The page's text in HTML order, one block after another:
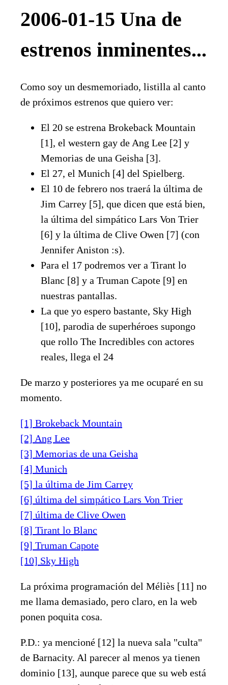
2006-01-15 Una de
estrenos inminentes...
Como soy un desmemoriado, listilla al canto
de próximos estrenos que quiero ver:
El 20 se estrena Brokeback Mountain
[1], el western gay de Ang Lee [2] y
Memorias de una Geisha [3].
El 27, el Munich [4] del Spielberg.
El 10 de febrero nos traerá la última de
Jim Carrey [5], que dicen que está bien,
la última del simpático Lars Von Trier
[6] y la última de Clive Owen [7] (con
Jennifer Aniston :s).
Para el 17 podremos ver a Tirant lo
Blanc [8] y a Truman Capote [9] en
nuestras pantallas.
La que yo espero bastante, Sky High
[10], parodia de superhéroes supongo
que rollo The Incredibles con actores
reales, llega el 24
De marzo y posteriores ya me ocuparé en su
momento.
[1] Brokeback Mountain
[2] Ang Lee
[3] Memorias de una Geisha
[4] Munich
[5] la última de Jim Carrey
[6] última del simpático Lars Von Trier
[7] última de Clive Owen
[8] Tirant lo Blanc
[9] Truman Capote
[10] Sky High
La próxima programación del Méliès [11] no
me llama demasiado, pero claro, en la web
ponen poquita cosa.
P.D.: ya mencioné [12] la nueva sala "culta"
de Barnacity. Al parecer al menos ya tienen
dominio [13], aunque parece que su web está